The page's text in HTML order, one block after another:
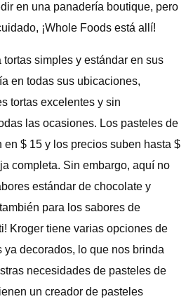
en una panadería boutique, pero
¡Whole Foods está allí!
tortas simples y estándar en sus
en todas sus ubicaciones,
tortas excelentes y sin
las ocasiones. Los pasteles de
en $ 15 y los precios suben hasta $
completa. Sin embargo, aquí no
estándar de chocolate y
para los sabores de
Kroger tiene varias opciones de
ya decorados, lo que nos brinda
necesidades de pasteles de
un creador de pasteles